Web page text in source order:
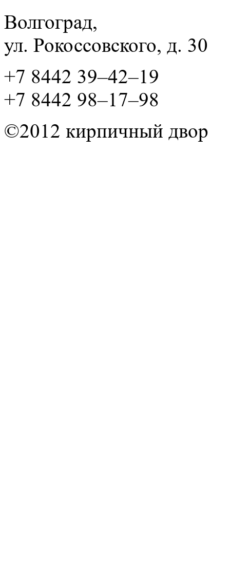
Волгоград,
ул. Рокосcовского, д. 30
+7 8442 39–42–19
+7 8442 98–17–98
©2012 кирпичный двор